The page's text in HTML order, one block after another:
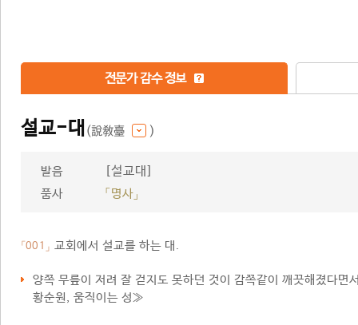
전문가 감수 정보
설교-대 (說敎臺 )
발음 [설교대]
품사 「명사」
「001」 교회에서 설교를 하는 대.
양쪽 무릎이 저려 잘 걷지도 못하던 것이 감쪽같이 깨끗해졌다면
황순원, 움직이는 성≫